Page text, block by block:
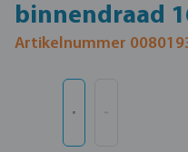
binnendraad
Artikelnummer